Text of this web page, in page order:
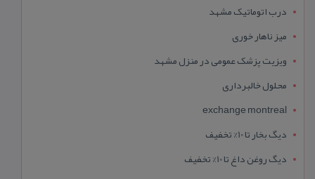
درب اتوماتیک مشهد
میز ناهار خوری
ویزیت پزشک عمومی در منزل مشهد
محلول خالبرداری
exchange montreal
دیگ بخار تا 10% تخفیف
دیگ روغن داغ تا 10% تخفیف